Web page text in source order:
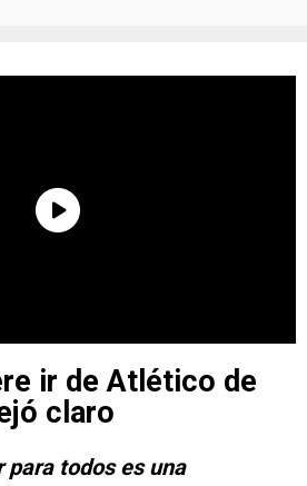
ir de Atlético de
claro
para todos es una